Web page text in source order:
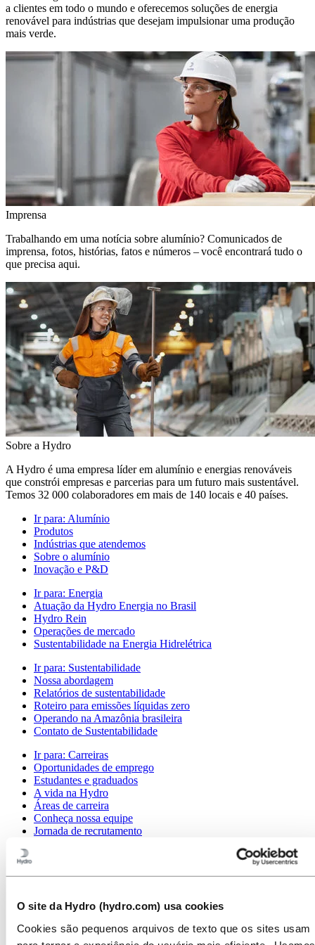
O site da Hydro (hydro.com) usa cookies
Cookies são pequenos arquivos de texto que os sites usam
a clientes em todo o mundo e oferecemos soluções de energia
renovável para indústrias que desejam impulsionar uma produção
mais verde.
Imprensa
Trabalhando em uma notícia sobre alumínio? Comunicados de
imprensa, fotos, histórias, fatos e números – você encontrará tudo o
que precisa aqui.
Sobre a Hydro
A Hydro é uma empresa líder em alumínio e energias renováveis
que constrói empresas e parcerias para um futuro mais sustentável.
Temos 32 000 colaboradores em mais de 140 locais e 40 países.
Ir para: Alumínio
Produtos
Indústrias que atendemos
Sobre o alumínio
Inovação e P&D
Ir para: Energia
Atuação da Hydro Energia no Brasil
Hydro Rein
Operações de mercado
Sustentabilidade na Energia Hidrelétrica
Ir para: Sustentabilidade
Nossa abordagem
Relatórios de sustentabilidade
Roteiro para emissões líquidas zero
Operando na Amazônia brasileira
Contato de Sustentabilidade
Ir para: Carreiras
Oportunidades de emprego
Estudantes e graduados
A vida na Hydro
Áreas de carreira
Conheça nossa equipe
Jornada de recrutamento
Contatos de investidores
Ir para:Imprensa
Notícias
Visão geral da Hydro